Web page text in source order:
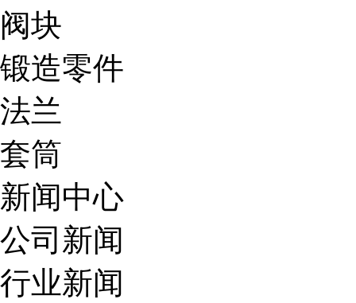
阀块
锻造零件
法兰
套筒
新闻中心
公司新闻
行业新闻